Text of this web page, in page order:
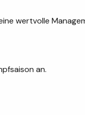
wertvolle
an.